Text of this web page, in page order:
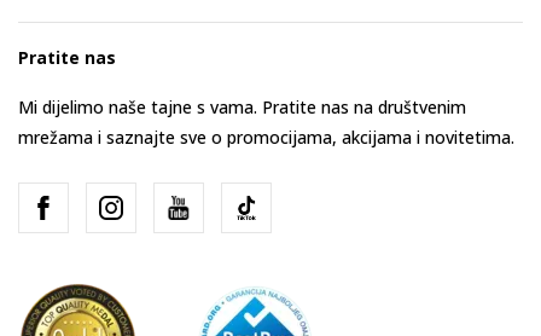
Pratite nas
Mi dijelimo naše tajne s vama. Pratite nas na društvenim
mrežama i saznajte sve o promocijama, akcijama i novitetima.